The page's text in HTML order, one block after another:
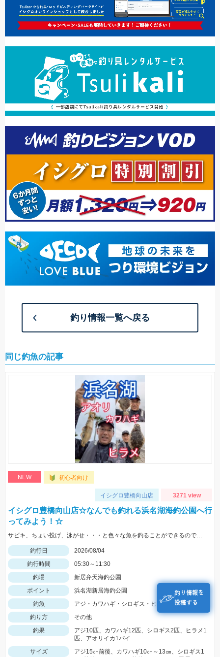
釣り情報を
投稿する
釣り情報一覧へ戻る
同じ釣魚の記事
NEW 初心者向け
イシグロ豊橋向山店 3271 view
イシグロ豊橋向山店☆なんでも釣れる浜名湖海釣公園へ行
ってみよう！☆
サビキ、ちょい投げ、泳がせ・・・と色々な魚を釣ることができるので仕掛けも何種類か用意していけば楽しむことができますよ！
釣行日
2026/08/04
釣行時間
05:30～11:30
釣場
新居弁天海釣公園
ポイント
浜名湖新居海釣公園
釣魚
アジ・カワハギ・シロギス・ヒラメ・アオリイカ
釣り方
その他
釣果
アジ10匹、カワハギ12匹、シロギス2匹、ヒラメ1
匹、アオリイカ1パイ
サイズ
アジ15㎝前後、カワハギ10㎝～13㎝、シロギス1